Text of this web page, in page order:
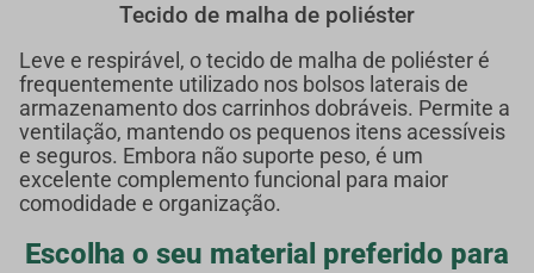
Tecido de malha de poliéster
Leve e respirável, o tecido de malha de poliéster é
frequentemente utilizado nos bolsos laterais de
armazenamento dos carrinhos dobráveis. Permite a
ventilação, mantendo os pequenos itens acessíveis
e seguros. Embora não suporte peso, é um
excelente complemento funcional para maior
comodidade e organização.
Escolha o seu material preferido para